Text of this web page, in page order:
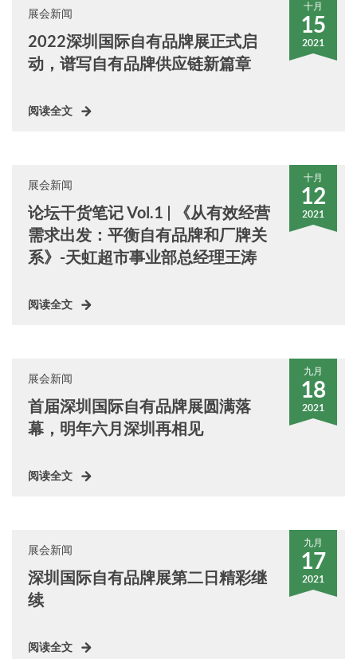
十月
15
2021
展会新闻
2022深圳国际自有品牌展正式启
动，谱写自有品牌供应链新篇章
阅读全文
十月
12
2021
展会新闻
论坛干货笔记 Vol.1 | 《从有效经营
需求出发：平衡自有品牌和厂牌关
系》-天虹超市事业部总经理王涛
阅读全文
九月
18
2021
展会新闻
首届深圳国际自有品牌展圆满落
幕，明年六月深圳再相见
阅读全文
九月
17
2021
展会新闻
深圳国际自有品牌展第二日精彩继
续
阅读全文